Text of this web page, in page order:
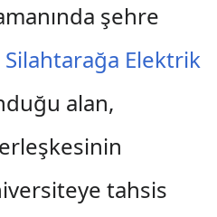
şehre
Silahtarağa Elektrik
alan,
tahsis